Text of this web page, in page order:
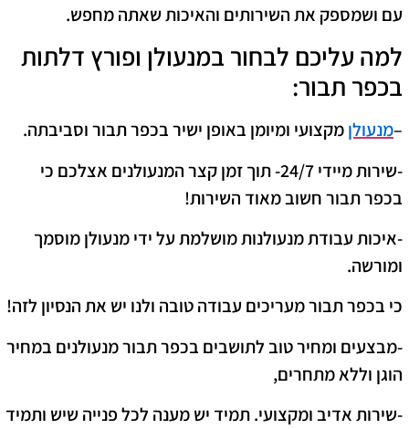
עם ושמספק את השירותים והאיכות שאתה מחפש.
למה עליכם לבחור במנעולן ופורץ דלתות
בכפר תבור:
–מנעולןמקצועי ומיומן באופן ישיר בכפר תבור וסביבתה.
-שירות מיידי 24/7- תוך זמן קצר המנעולנים אצלכם כי
בכפר תבור חשוב מאוד השירות!
-איכות עבודת מנעולנות מושלמת על ידי מנעולן מוסמך
ומורשה.
כי בכפר תבור מעריכים עבודה טובה ולנו יש את הנסיון לזה!
-מבצעים ומחיר טוב לתושבים בכפר תבור מנעולנים במחיר
הוגן וללא מתחרים,
-שירות אדיב ומקצועי. תמיד יש מענה לכל פנייה שיש ותמיד